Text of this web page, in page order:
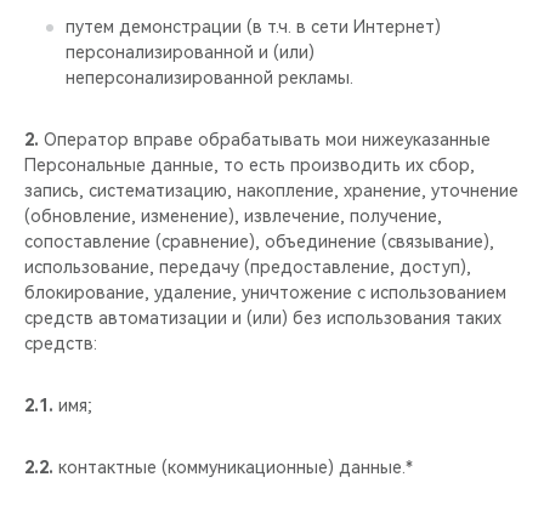
НАШИ МЕРОПРИЯТИЯ
CHERY ДЛЯ ДЕТЕЙ
путем демонстрации (в т.ч. в сети Интернет)
персонализированной и (или)
неперсонализированной рекламы.
2. Оператор вправе обрабатывать мои нижеуказанные
Персональные данные, то есть производить их сбор,
запись, систематизацию, накопление, хранение, уточнение
(обновление, изменение), извлечение, получение,
сопоставление (сравнение), объединение (связывание),
использование, передачу (предоставление, доступ),
блокирование, удаление, уничтожение с использованием
средств автоматизации и (или) без использования таких
средств:
2.1. имя;
2.2. контактные (коммуникационные) данные.*